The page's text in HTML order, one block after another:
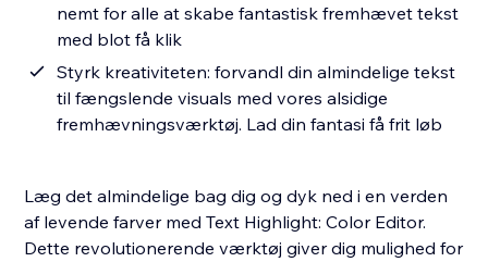
nemt for alle at skabe fantastisk fremhævet tekst
med blot få klik
Styrk kreativiteten: forvandl din almindelige tekst
til fængslende visuals med vores alsidige
fremhævningsværktøj. Lad din fantasi få frit løb
Læg det almindelige bag dig og dyk ned i en verden
af levende farver med Text Highlight: Color Editor.
Dette revolutionerende værktøj giver dig mulighed for